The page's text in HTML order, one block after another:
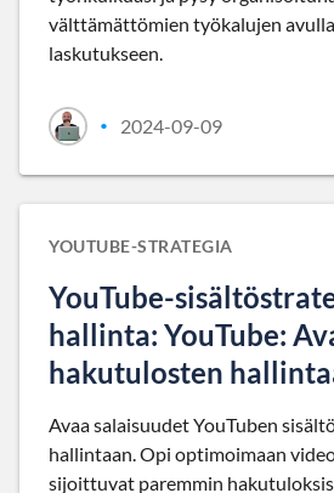
välttämättömien työkalujen
laskutukseen.
• 2024-09-09
YOUTUBE-STRATEGIA
YouTube-
hallinta: YouTube:
hakutulosten
Avaa salaisuudet YouTuben
hallintaan. Opi optimoimaan
sijoittuvat paremmin